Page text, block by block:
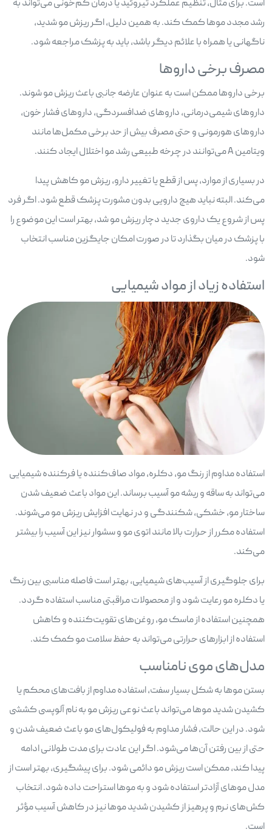
است. برای مثال، تنظیم عملکرد تیروئید یا درمان کم‌خونی می‌تواند به
رشد مجدد موها کمک کند. به همین دلیل، اگر ریزش مو شدید،
ناگهانی یا همراه با علائم دیگر باشد، باید به پزشک مراجعه شود.
مصرف برخی داروها
برخی داروها ممکن است به عنوان عارضه جانبی باعث ریزش مو شوند.
داروهای شیمی‌درمانی، داروهای ضدافسردگی، داروهای فشار خون،
داروهای هورمونی و حتی مصرف بیش از حد برخی مکمل‌ها مانند
ویتامین A می‌توانند در چرخه طبیعی رشد مو اختلال ایجاد کنند.
در بسیاری از موارد، پس از قطع یا تغییر دارو، ریزش مو کاهش پیدا
می‌کند. البته نباید هیچ دارویی بدون مشورت پزشک قطع شود. اگر فرد
پس از شروع یک داروی جدید دچار ریزش مو شد، بهتر است این موضوع را
با پزشک در میان بگذارد تا در صورت امکان جایگزین مناسب انتخاب
شود.
استفاده زیاد از مواد شیمیایی
استفاده مداوم از رنگ مو، دکلره، مواد صاف‌کننده یا فرکننده شیمیایی
می‌تواند به ساقه و ریشه مو آسیب برساند. این مواد باعث ضعیف شدن
ساختار مو، خشکی، شکنندگی و در نهایت افزایش ریزش مو می‌شوند.
استفاده مکرر از حرارت بالا مانند اتوی مو و سشوار نیز این آسیب را بیشتر
می‌کند.
برای جلوگیری از آسیب‌های شیمیایی، بهتر است فاصله مناسبی بین رنگ
یا دکلره مو رعایت شود و از محصولات مراقبتی مناسب استفاده گردد.
همچنین استفاده از ماسک مو، روغن‌های تقویت‌کننده و کاهش
استفاده از ابزارهای حرارتی می‌تواند به حفظ سلامت مو کمک کند.
مدل‌های موی نامناسب
بستن موها به شکل بسیار سفت، استفاده مداوم از بافت‌های محکم یا
کشیدن شدید موها می‌تواند باعث نوعی ریزش مو به نام آلوپسی کششی
شود. در این حالت، فشار مداوم به فولیکول‌های مو باعث ضعیف شدن و
حتی از بین رفتن آن‌ها می‌شود. اگر این عادت برای مدت طولانی ادامه
پیدا کند، ممکن است ریزش مو دائمی شود. برای پیشگیری، بهتر است از
مدل موهای آزادتر استفاده شود و به موها استراحت داده شود. انتخاب
کش‌های نرم و پرهیز از کشیدن شدید موها نیز در کاهش آسیب مؤثر
است.